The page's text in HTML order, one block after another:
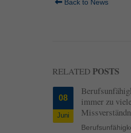
Back to News
RELATED POSTS
08
Juni
immer zu